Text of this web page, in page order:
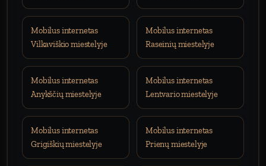
Mobilus internetas
Vilkaviškio miestelyje
Mobilus internetas
Raseinių miestelyje
Mobilus internetas
Anykščių miestelyje
Mobilus internetas
Lentvario miestelyje
Mobilus internetas
Grigiškių miestelyje
Mobilus internetas
Prienų miestelyje